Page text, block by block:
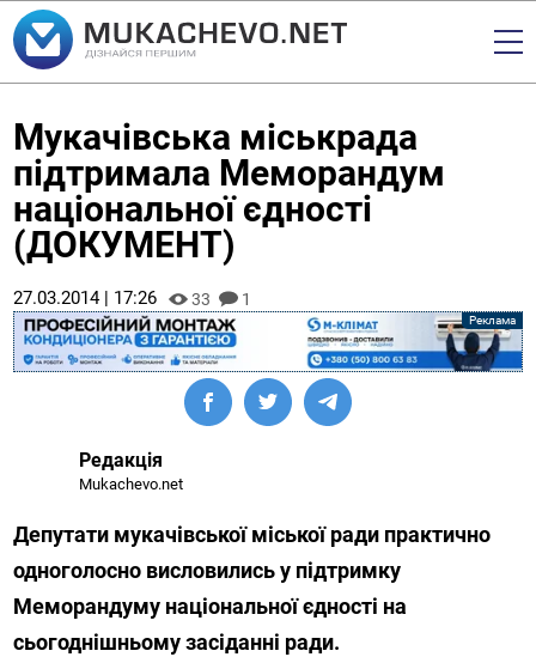
Мукачівська міськрада
підтримала Меморандум
національної єдності
(ДОКУМЕНТ)
27.03.2014 | 17:26 33 1
Редакція
Mukachevo.net
Депутати мукачівської міської ради практично
одноголосно висловились у підтримку
Меморандуму національної єдності на
сьогоднішньому засіданні ради.